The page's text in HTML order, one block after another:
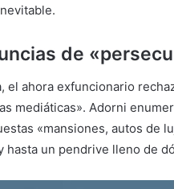
de
el ahora exfuncionario
mediáticas». Adorni
«mansiones, autos de
hasta un pendrive lleno de